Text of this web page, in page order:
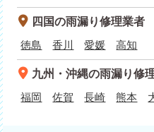
四国の雨漏り修理業者
徳島
香川 愛媛 高知
九州・沖縄の雨漏り修
福岡
佐賀 長崎 熊本